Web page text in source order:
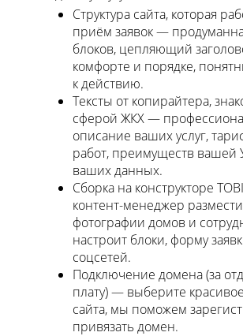
Структура сайта, которая
приём заявок —
блоков, цепляющий
комфорте и порядке,
к действию.
Тексты от копирайтера,
сферой ЖКХ —
описание ваших услуг,
работ, преимуществ вашей
ваших данных.
Сборка на конструкторе
контент-менеджер
фотографии домов и
настроит блоки, форму
соцсетей.
Подключение домена (за
плату) — выберите
сайта, мы поможем
привязать домен.